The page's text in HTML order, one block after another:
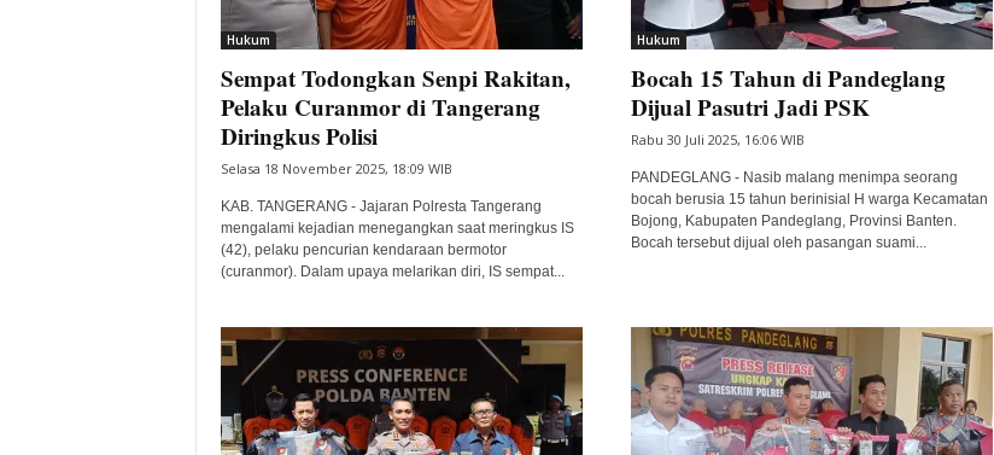
Hukum
Sempat Todongkan Senpi Rakitan,
Pelaku Curanmor di Tangerang
Diringkus Polisi
Selasa 18 November 2025, 18:09 WIB
KAB. TANGERANG - Jajaran Polresta Tangerang
mengalami kejadian menegangkan saat meringkus IS
(42), pelaku pencurian kendaraan bermotor
(curanmor). Dalam upaya melarikan diri, IS sempat...
Hukum
Bocah 15 Tahun di Pandeglang
Dijual Pasutri Jadi PSK
Rabu 30 Juli 2025, 16:06 WIB
PANDEGLANG - Nasib malang menimpa seorang
bocah berusia 15 tahun berinisial H warga Kecamatan
Bojong, Kabupaten Pandeglang, Provinsi Banten.
Bocah tersebut dijual oleh pasangan suami...